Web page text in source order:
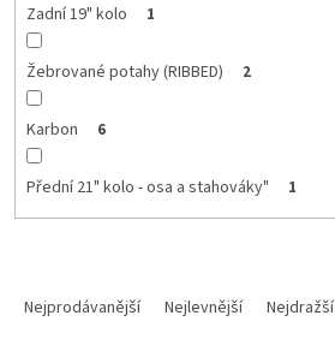
Zadní 19" kolo 1
Žebrované potahy (RIBBED) 2
Karbon 6
Přední 21" kolo - osa a stahováky" 1
Nejprodávanější Nejlevnější Nejdražší